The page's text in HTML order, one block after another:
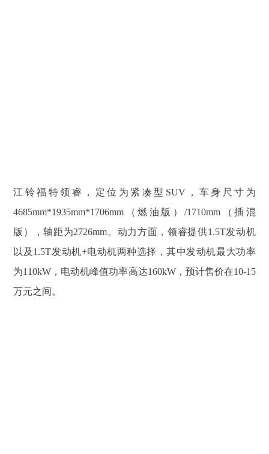
江铃福特领睿，定位为紧凑型SUV，车身尺寸为
4685mm*1935mm*1706mm（燃油版）/1710mm（插混
版），轴距为2726mm。动力方面，领睿提供1.5T发动机
以及1.5T发动机+电动机两种选择，其中发动机最大功率
为110kW，电动机峰值功率高达160kW，预计售价在10-15
万元之间。